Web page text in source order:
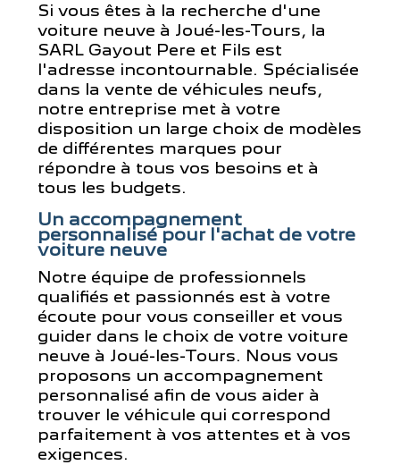
Si vous êtes à la recherche d'une
voiture neuve à Joué-les-Tours, la
SARL Gayout Pere et Fils est
l'adresse incontournable. Spécialisée
dans la vente de véhicules neufs,
notre entreprise met à votre
disposition un large choix de modèles
de différentes marques pour
répondre à tous vos besoins et à
tous les budgets.
Un accompagnement
personnalisé pour l'achat de votre
voiture neuve
Notre équipe de professionnels
qualifiés et passionnés est à votre
écoute pour vous conseiller et vous
guider dans le choix de votre voiture
neuve à Joué-les-Tours. Nous vous
proposons un accompagnement
personnalisé afin de vous aider à
trouver le véhicule qui correspond
parfaitement à vos attentes et à vos
exigences.